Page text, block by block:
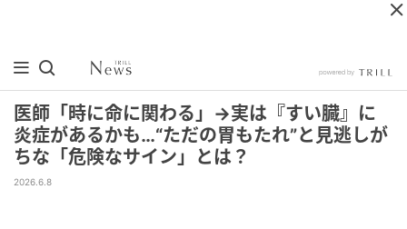
医師「時に命に関わる」→実は『すい臓』に
炎症があるかも…“ただの胃もたれ”と見逃しが
ちな「危険なサイン」とは？
2026.6.8